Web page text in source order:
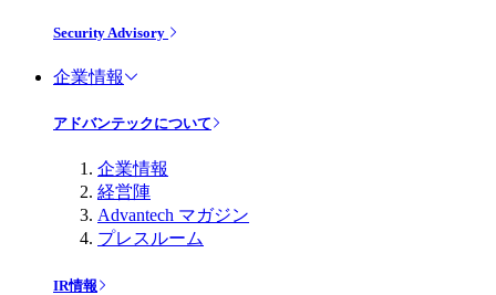
Security Advisory
企業情報
アドバンテックについて
企業情報
経営陣
Advantech マガジン
プレスルーム
IR情報